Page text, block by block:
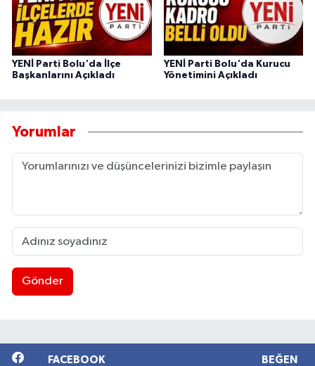
YENİ Parti Bolu'da İlçe
Başkanlarını Açıkladı
YENİ Parti Bolu'da Kurucu
Yönetimini Açıkladı
Yorumlar
Gönder
FACEBOOK BEĞEN